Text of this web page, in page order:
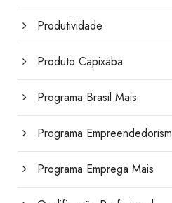
Produtividade
Produto Capixaba
Programa Brasil Mais
Programa
Programa Emprega Mais